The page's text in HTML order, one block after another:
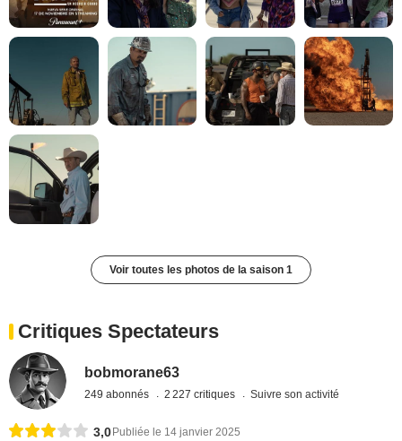
Voir toutes les photos de la saison 1
Critiques Spectateurs
bobmorane63
249 abonnés 2 227 critiques Suivre son activité
3,0 Publiée le 14 janvier 2025